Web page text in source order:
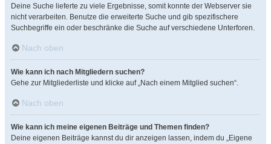
Deine Suche lieferte zu viele Ergebnisse, somit konnte der Webserver sie
nicht verarbeiten. Benutze die erweiterte Suche und gib spezifischere
Suchbegriffe ein oder beschränke die Suche auf verschiedene Unterforen.
Nach oben
Wie kann ich nach Mitgliedern suchen?
Gehe zur Mitgliederliste und klicke auf „Nach einem Mitglied suchen“.
Nach oben
Wie kann ich meine eigenen Beiträge und Themen finden?
Deine eigenen Beiträge kannst du dir anzeigen lassen, indem du „Eigene